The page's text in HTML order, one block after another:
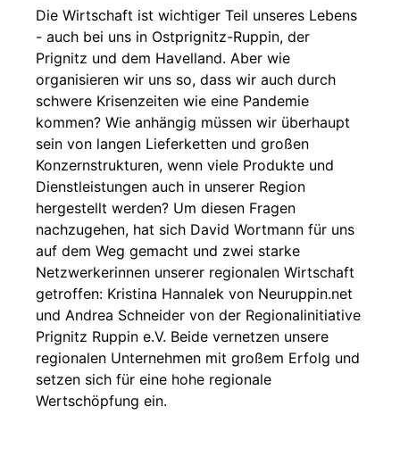
Die Wirtschaft ist wichtiger Teil unseres Lebens
- auch bei uns in Ostprignitz-Ruppin, der
Prignitz und dem Havelland. Aber wie
organisieren wir uns so, dass wir auch durch
schwere Krisenzeiten wie eine Pandemie
kommen? Wie anhängig müssen wir überhaupt
sein von langen Lieferketten und großen
Konzernstrukturen, wenn viele Produkte und
Dienstleistungen auch in unserer Region
hergestellt werden? Um diesen Fragen
nachzugehen, hat sich David Wortmann für uns
auf dem Weg gemacht und zwei starke
Netzwerkerinnen unserer regionalen Wirtschaft
getroffen: Kristina Hannalek von Neuruppin.net
und Andrea Schneider von der Regionalinitiative
Prignitz Ruppin e.V. Beide vernetzen unsere
regionalen Unternehmen mit großem Erfolg und
setzen sich für eine hohe regionale
Wertschöpfung ein.